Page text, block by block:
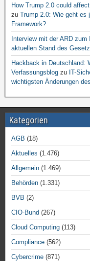
How Trump 2.0 could
zu Trump 2.0: Wie geht es
Framework?
Interview mit der ARD
aktuellen Stand des
Hackback in Deutschland:
Verfassungsblog zu IT-
wichtigsten Änderungen
Kategorien
AGB (18)
Aktuelles (1.476)
Allgemein (1.469)
Behörden (1.331)
BVB (2)
CIO-Bund (267)
Cloud Computing (113)
Compliance (562)
Cybercrime (871)